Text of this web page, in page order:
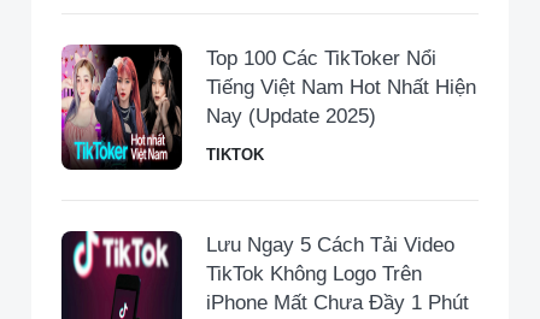
Top 100 Các TikToker Nổi
Tiếng Việt Nam Hot Nhất Hiện
Nay (Update 2025)
TIKTOK
Lưu Ngay 5 Cách Tải Video
TikTok Không Logo Trên
iPhone Mất Chưa Đầy 1 Phút